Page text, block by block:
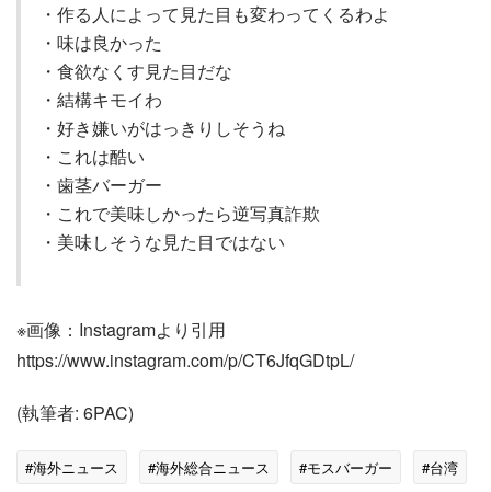
・作る人によって見た目も変わってくるわよ
・味は良かった
・食欲なくす見た目だな
・結構キモイわ
・好き嫌いがはっきりしそうね
・これは酷い
・歯茎バーガー
・これで美味しかったら逆写真詐欺
・美味しそうな見た目ではない
※画像：Instagramより引用
https://www.instagram.com/p/CT6JfqGDtpL/
(執筆者: 6PAC)
#海外ニュース #海外総合ニュース #モスバーガー
#台湾